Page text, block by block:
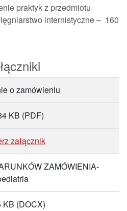
praktyk z przedmiotu
internistyczne – 160
o zamówieniu
KB (PDF)
załącznik
ZAMÓWIENIA-
KB (DOCX)